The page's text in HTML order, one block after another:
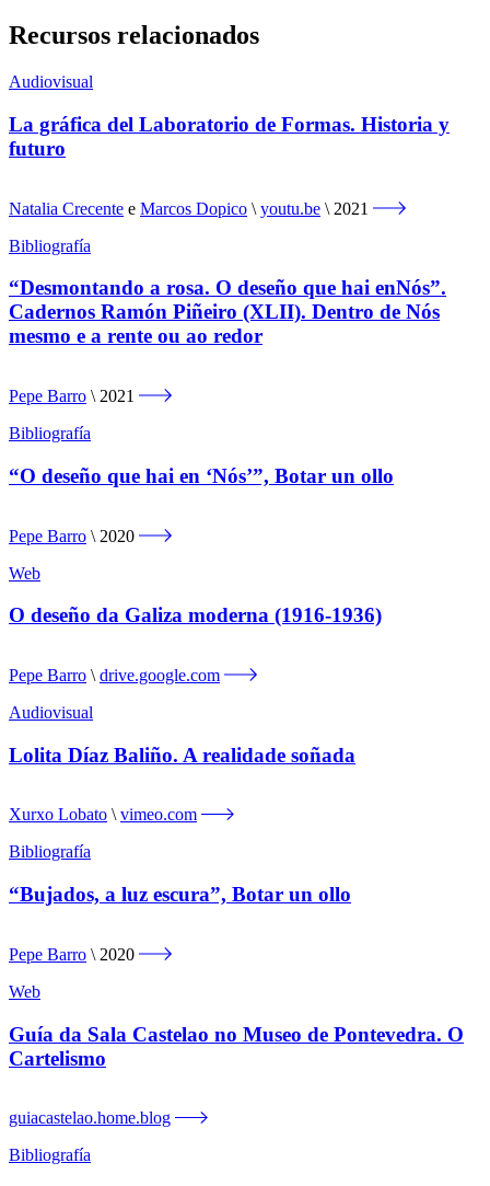
Recursos relacionados
Audiovisual
La gráfica del Laboratorio de Formas. Historia y
futuro
Natalia Crecente e Marcos Dopico youtu.be
2021
Bibliografía
“Desmontando a rosa. O deseño que hai enNós”.
Cadernos Ramón Piñeiro (XLII). Dentro de Nós
mesmo e a rente ou ao redor
Pepe Barro
2021
Bibliografía
“O deseño que hai en ‘Nós’”, Botar un ollo
Pepe Barro
2020
Web
O deseño da Galiza moderna (1916-1936)
Pepe Barro
drive.google.com
Audiovisual
Lolita Díaz Baliño. A realidade soñada
Xurxo Lobato
vimeo.com
Bibliografía
“Bujados, a luz escura”, Botar un ollo
Pepe Barro
2020
Web
Guía da Sala Castelao no Museo de Pontevedra. O
Cartelismo
guiacastelao.home.blog
Bibliografía